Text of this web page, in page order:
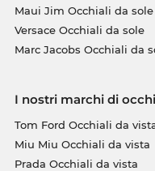
Maui Jim Occhiali da sole
Versace Occhiali da sole
Marc Jacobs Occhiali da
I nostri marchi di
Tom Ford Occhiali da
Miu Miu Occhiali da vista
Prada Occhiali da vista